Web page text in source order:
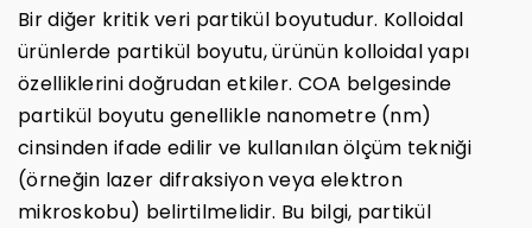
Bir diğer kritik veri partikül boyutudur. Kolloidal
ürünlerde partikül boyutu, ürünün kolloidal yapı
özelliklerini doğrudan etkiler. COA belgesinde
partikül boyutu genellikle nanometre (nm)
cinsinden ifade edilir ve kullanılan ölçüm tekniği
(örneğin lazer difraksiyon veya elektron
mikroskobu) belirtilmelidir. Bu bilgi, partikül